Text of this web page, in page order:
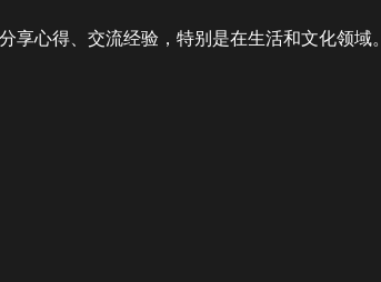
享心得、交流经验，特别是在生活和文化领域